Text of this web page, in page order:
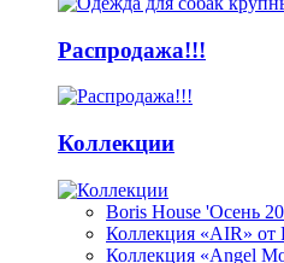
Распродажа!!!
Коллекции
Boris House 'Осень
Коллекция «AIR» от
Коллекция «Angel